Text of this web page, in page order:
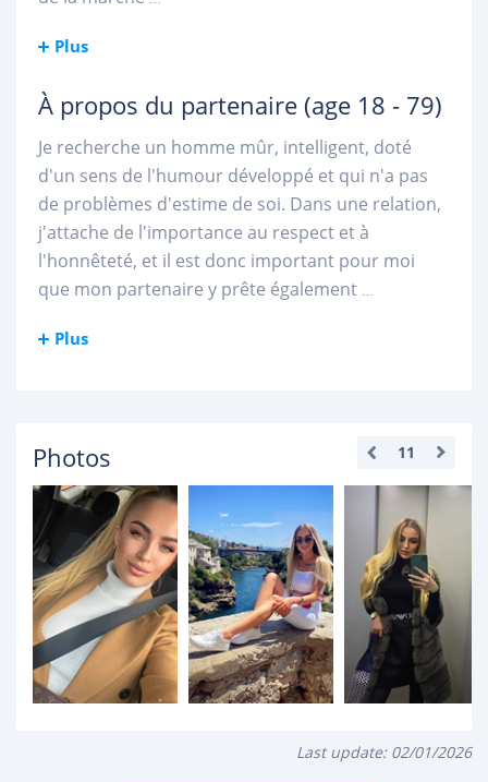
Plus
À propos du partenaire (age 18 - 79)
Je recherche un homme mûr, intelligent, doté
d'un sens de l'humour développé et qui n'a pas
de problèmes d'estime de soi. Dans une relation,
j'attache de l'importance au respect et à
l'honnêteté, et il est donc important pour moi
que mon partenaire y prête également...
Plus
Photos 11
Last update: 02/01/2026